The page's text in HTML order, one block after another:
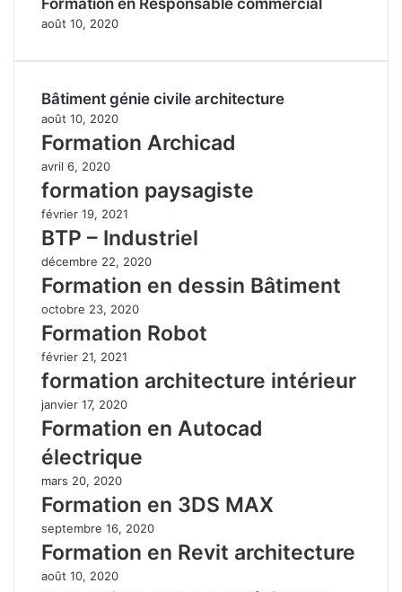
août 10, 2020
Bâtiment génie civile architecture
août 10, 2020
Formation Archicad
avril 6, 2020
formation paysagiste
février 19, 2021
BTP – Industriel
décembre 22, 2020
Formation en dessin Bâtiment
octobre 23, 2020
Formation Robot
février 21, 2021
formation architecture intérieur
janvier 17, 2020
Formation en Autocad
électrique
mars 20, 2020
Formation en 3DS MAX
septembre 16, 2020
Formation en Revit architecture
août 10, 2020